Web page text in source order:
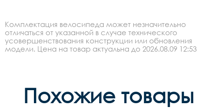
Комплектация велосипеда может незначительно
отличаться от указанной в случае технического
усовершенствования конструкции или обновления
модели. Цена на товар актуальна до 2026.08.09 12:53
Похожие товары